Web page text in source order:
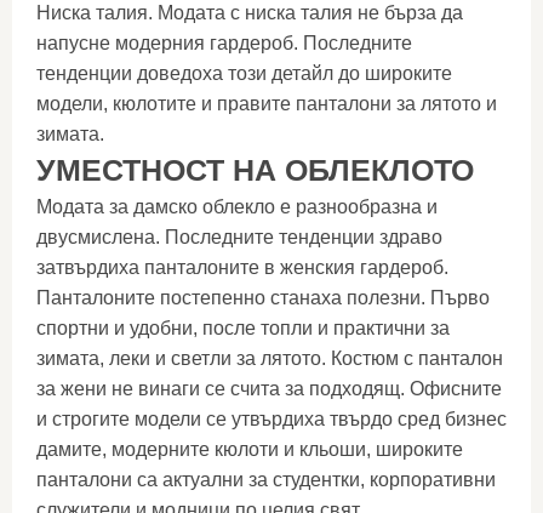
Ниска талия. Модата с ниска талия не бърза да
напусне модерния гардероб. Последните
тенденции доведоха този детайл до широките
модели, кюлотите и правите панталони за лятото и
зимата.
УМЕСТНОСТ НА ОБЛЕКЛОТО
Модата за дамско облекло е разнообразна и
двусмислена. Последните тенденции здраво
затвърдиха панталоните в женския гардероб.
Панталоните постепенно станаха полезни. Първо
спортни и удобни, после топли и практични за
зимата, леки и светли за лятото. Костюм с панталон
за жени не винаги се счита за подходящ. Офисните
и строгите модели се утвърдиха твърдо сред бизнес
дамите, модерните кюлоти и кльоши, широките
панталони са актуални за студентки, корпоративни